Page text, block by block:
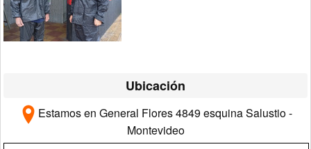
Ubicación
Estamos en General Flores 4849 esquina Salustio -
Montevideo